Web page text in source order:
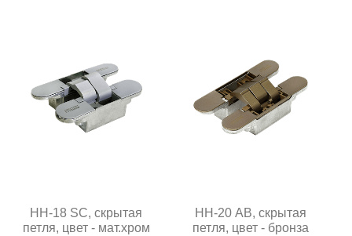
HH-18 SC, скрытая
петля, цвет - мат.хром
HH-20 AB, скрытая
петля, цвет - бронза